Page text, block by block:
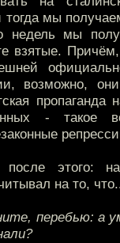
мы
недель мы
взятые.
возможно,
пропаганда
- такое
после этого:
на то,
перебью: а